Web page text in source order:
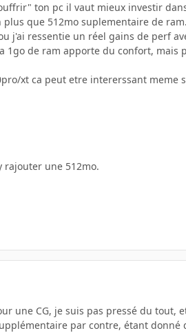
ton pc il vaut mieux investir
que 512mo suplementaire de ram.
j'ai ressentie un réel gains de perf
1go de ram apporte du confort, mais
xt ca peut etre intererssant
rajouter une 512mo.
une CG, je suis pas pressé du tout,
par contre, étant donné